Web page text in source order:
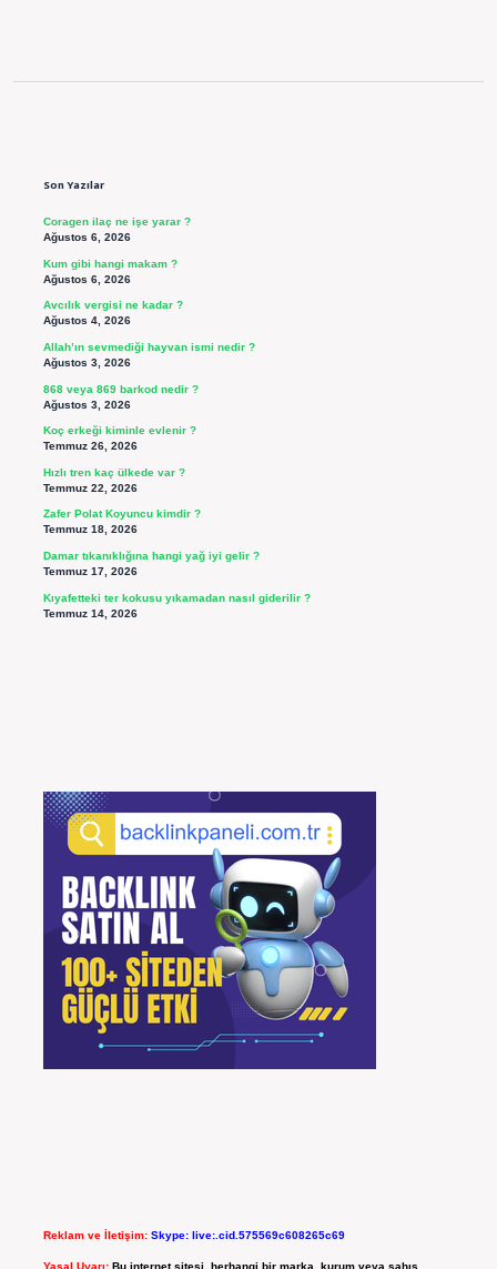
Son Yazılar
Coragen ilaç ne işe yarar ?
Ağustos 6, 2026
Kum gibi hangi makam ?
Ağustos 6, 2026
Avcılık vergisi ne kadar ?
Ağustos 4, 2026
Allah’ın sevmediği hayvan ismi nedir ?
Ağustos 3, 2026
868 veya 869 barkod nedir ?
Ağustos 3, 2026
Koç erkeği kiminle evlenir ?
Temmuz 26, 2026
Hızlı tren kaç ülkede var ?
Temmuz 22, 2026
Zafer Polat Koyuncu kimdir ?
Temmuz 18, 2026
Damar tıkanıklığına hangi yağ iyi gelir ?
Temmuz 17, 2026
Kıyafetteki ter kokusu yıkamadan nasıl giderilir ?
Temmuz 14, 2026
Reklam ve İletişim: Skype: live:.cid.575569c608265c69